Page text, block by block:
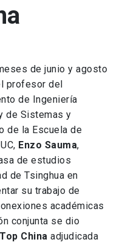
de junio y agosto
profesor del
de Ingeniería
de Sistemas y
de la Escuela de
Enzo Sauma,
de estudios
de Tsinghua en
su trabajo de
académicas
conjunta se dio
China adjudicada